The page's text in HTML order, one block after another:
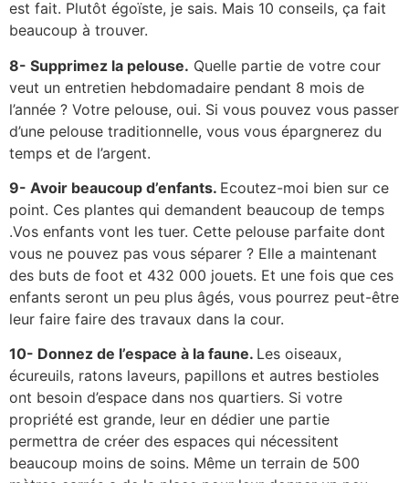
est fait. Plutôt égoïste, je sais. Mais 10 conseils, ça fait
beaucoup à trouver.
8- Supprimez la pelouse. Quelle partie de votre cour
veut un entretien hebdomadaire pendant 8 mois de
l’année ? Votre pelouse, oui. Si vous pouvez vous passer
d’une pelouse traditionnelle, vous vous épargnerez du
temps et de l’argent.
9- Avoir beaucoup d’enfants. Ecoutez-moi bien sur ce
point. Ces plantes qui demandent beaucoup de temps
.Vos enfants vont les tuer. Cette pelouse parfaite dont
vous ne pouvez pas vous séparer ? Elle a maintenant
des buts de foot et 432 000 jouets. Et une fois que ces
enfants seront un peu plus âgés, vous pourrez peut-être
leur faire faire des travaux dans la cour.
10- Donnez de l’espace à la faune. Les oiseaux,
écureuils, ratons laveurs, papillons et autres bestioles
ont besoin d’espace dans nos quartiers. Si votre
propriété est grande, leur en dédier une partie
permettra de créer des espaces qui nécessitent
beaucoup moins de soins. Même un terrain de 500